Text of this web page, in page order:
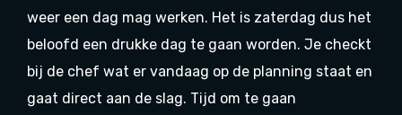
weer een dag mag werken. Het is zaterdag dus het
beloofd een drukke dag te gaan worden. Je checkt
bij de chef wat er vandaag op de planning staat en
gaat direct aan de slag. Tijd om te gaan